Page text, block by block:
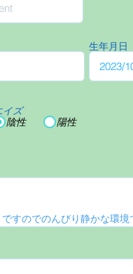
生年月日
イズ
陰性
陽性